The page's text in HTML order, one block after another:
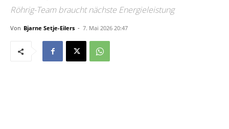
Röhrig-Team braucht nächste Energieleistung
Von Bjarne Setje-Eilers - 7. Mai 2026 20:47